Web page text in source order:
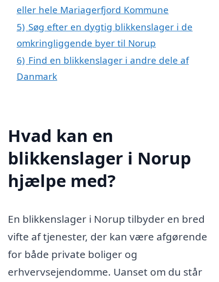
eller hele Mariagerfjord Kommune
5) Søg efter en dygtig blikkenslager i de
omkringliggende byer til Norup
6) Find en blikkenslager i andre dele af
Danmark
Hvad kan en
blikkenslager i Norup
hjælpe med?
En blikkenslager i Norup tilbyder en bred
vifte af tjenester, der kan være afgørende
for både private boliger og
erhvervsejendomme. Uanset om du står